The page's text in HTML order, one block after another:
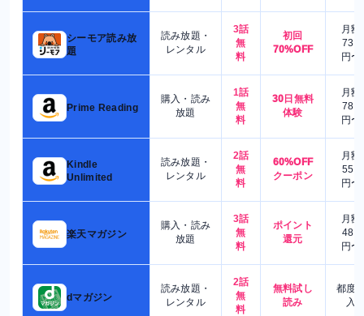
シーモア読み放
題
読み放題・
レンタル
3話
無
料
初回
70%OFF
月額
730
円〜
Prime Reading
購入・読み
放題
1話
無
料
30日無料
体験
月額
780
円〜
Kindle
Unlimited
読み放題・
レンタル
2話
無
料
60%OFF
クーポン
月額
550
円〜
楽天マガジン
購入・読み
放題
3話
無
料
ポイント
還元
月額
480
円〜
dマガジン
読み放題・
レンタル
2話
無
料
無料試し
読み
都度
入